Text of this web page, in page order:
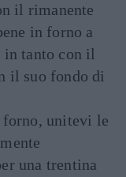
il rimanente
in forno a
in tanto con il
il suo fondo di
forno, unitevi le
una trentina